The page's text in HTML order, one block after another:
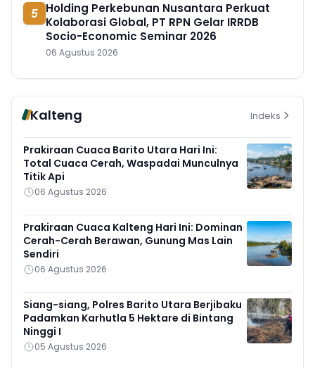
5 Holding Perkebunan Nusantara Perkuat
Kolaborasi Global, PT RPN Gelar IRRDB
Socio-Economic Seminar 2026
06 Agustus 2026
Kalteng Indeks
Prakiraan Cuaca Barito Utara Hari Ini:
Total Cuaca Cerah, Waspadai Munculnya
Titik Api
06 Agustus 2026
Prakiraan Cuaca Kalteng Hari Ini: Dominan
Cerah-Cerah Berawan, Gunung Mas Lain
Sendiri
06 Agustus 2026
Siang-siang, Polres Barito Utara Berjibaku
Padamkan Karhutla 5 Hektare di Bintang
Ninggi I
05 Agustus 2026